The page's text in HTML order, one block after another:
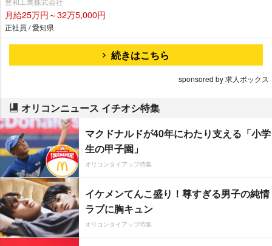
月給25万円～32万5,000円
正社員 / 愛知県
続きはこちら
sponsored by 求人ボックス
オリコンニュース イチオシ特集
マクドナルドが40年にわたり支える「小学
生の甲子園」
オリコンタイアップ特集
イケメンてんこ盛り！尊すぎる男子の純情
ラブに胸キュン
オリコンタイアップ特集